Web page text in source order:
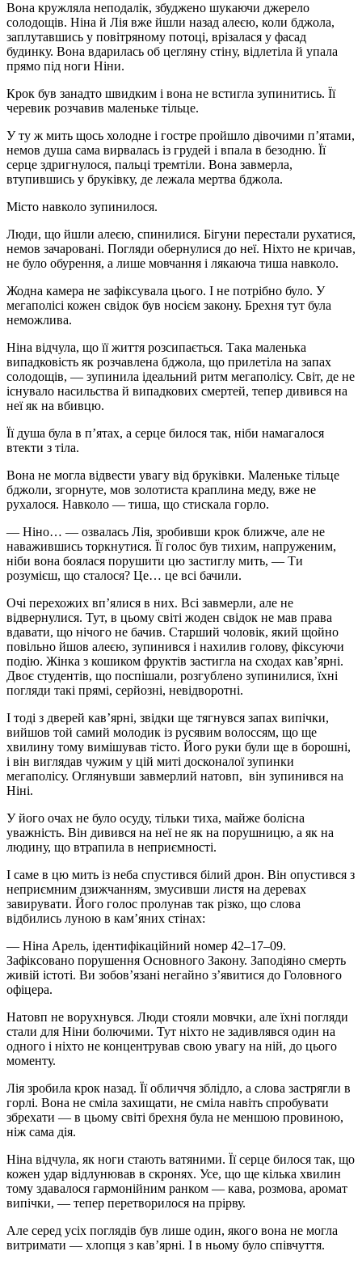
Вона кружляла неподалік, збуджено шукаючи джерело
солодощів. Ніна й Лія вже йшли назад алеєю, коли бджола,
заплутавшись у повітряному потоці, врізалася у фасад
будинку. Вона вдарилась об цегляну стіну, відлетіла й упала
прямо під ноги Ніни.
Крок був занадто швидким і вона не встигла зупинитись. Її
черевик розчавив маленьке тільце.
У ту ж мить щось холодне і гостре пройшло дівочими п’ятами,
немов душа сама вирвалась із грудей і впала в безодню. Її
серце здригнулося, пальці тремтіли. Вона завмерла,
втупившись у бруківку, де лежала мертва бджола.
Місто навколо зупинилося.
Люди, що йшли алеєю, спинилися. Бігуни перестали рухатися,
немов зачаровані. Погляди обернулися до неї. Ніхто не кричав,
не було обурення, а лише мовчання і лякаюча тиша навколо.
Жодна камера не зафіксувала цього. І не потрібно було. У
мегаполісі кожен свідок був носієм закону. Брехня тут була
неможлива.
Ніна відчула, що її життя розсипається. Така маленька
випадковість як розчавлена бджола, що прилетіла на запах
солодощів, — зупинила ідеальний ритм мегаполісу. Світ, де не
існувало насильства й випадкових смертей, тепер дивився на
неї як на вбивцю.
Її душа була в п’ятах, а серце билося так, ніби намагалося
втекти з тіла.
Вона не могла відвести увагу від бруківки. Маленьке тільце
бджоли, згорнуте, мов золотиста краплина меду, вже не
рухалося. Навколо — тиша, що стискала горло.
— Ніно… — озвалась Лія, зробивши крок ближче, але не
наважившись торкнутися. Її голос був тихим, напруженим,
ніби вона боялася порушити цю застиглу мить, — Ти
розумієш, що сталося? Це… це всі бачили.
Очі перехожих вп’ялися в них. Всі завмерли, але не
відвернулися. Тут, в цьому світі жоден свідок не мав права
вдавати, що нічого не бачив. Старший чоловік, який щойно
повільно йшов алеєю, зупинився і нахилив голову, фіксуючи
подію. Жінка з кошиком фруктів застигла на сходах кав’ярні.
Двоє студентів, що поспішали, розгублено зупинилися, їхні
погляди такі прямі, серйозні, невідворотні.
І тоді з дверей кав’ярні, звідки ще тягнувся запах випічки,
вийшов той самий молодик із русявим волоссям, що ще
хвилину тому вимішував тісто. Його руки були ще в борошні,
і він виглядав чужим у цій миті досконалої зупинки
мегаполісу. Оглянувши завмерлий натовп, він зупинився на
Ніні.
У його очах не було осуду, тільки тиха, майже болісна
уважність. Він дивився на неї не як на порушницю, а як на
людину, що втрапила в неприємності.
І саме в цю мить із неба спустився білий дрон. Він опустився з
неприємним дзижчанням, змусивши листя на деревах
завирувати. Його голос пролунав так різко, що слова
відбились луною в кам’яних стінах:
— Ніна Арель, ідентифікаційний номер 42–17–09.
Зафіксовано порушення Основного Закону. Заподіяно смерть
живій істоті. Ви зобов’язані негайно з’явитися до Головного
офіцера.
Натовп не ворухнувся. Люди стояли мовчки, але їхні погляди
стали для Ніни болючими. Тут ніхто не задивлявся один на
одного і ніхто не концентрував свою увагу на ній, до цього
моменту.
Лія зробила крок назад. Її обличчя зблідло, а слова застрягли в
горлі. Вона не сміла захищати, не сміла навіть спробувати
збрехати — в цьому світі брехня була не меншою провиною,
ніж сама дія.
Ніна відчула, як ноги стають ватяними. Її серце билося так, що
кожен удар відлунював в скронях. Усе, що ще кілька хвилин
тому здавалося гармонійним ранком — кава, розмова, аромат
випічки, — тепер перетворилося на прірву.
Але серед усіх поглядів був лише один, якого вона не могла
витримати — хлопця з кав’ярні. І в ньому було співчуття.